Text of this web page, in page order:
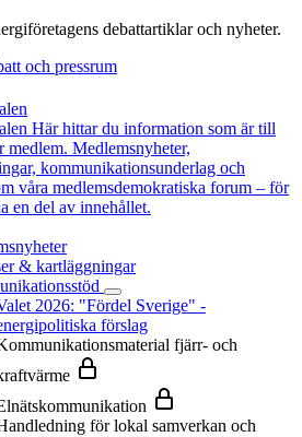
debattartiklar och nyheter.
och pressrum
Här hittar du information som är till
medlem. Medlemsnyheter,
kommunikationsunderlag och
våra medlemsdemokratiska forum – för
en del av innehållet.
& kartläggningar
2026: "Fördel Sverige" -
förslag
fjärr- och
för lokal samverkan och